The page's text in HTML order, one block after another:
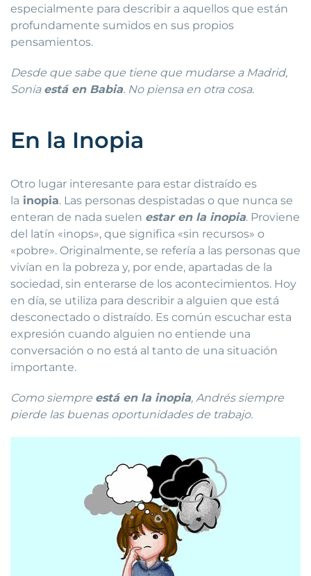
especialmente para describir a aquellos que están
profundamente sumidos en sus propios
pensamientos.
Desde que sabe que tiene que mudarse a Madrid,
Sonia está en Babia. No piensa en otra cosa.
En la Inopia
Otro lugar interesante para estar distraído es
la inopia. Las personas despistadas o que nunca se
enteran de nada suelen estar en la inopia. Proviene
del latín «inops», que significa «sin recursos» o
«pobre». Originalmente, se refería a las personas que
vivían en la pobreza y, por ende, apartadas de la
sociedad, sin enterarse de los acontecimientos. Hoy
en día, se utiliza para describir a alguien que está
desconectado o distraído. Es común escuchar esta
expresión cuando alguien no entiende una
conversación o no está al tanto de una situación
importante.
Como siempre está en la inopia, Andrés siempre
pierde las buenas oportunidades de trabajo.